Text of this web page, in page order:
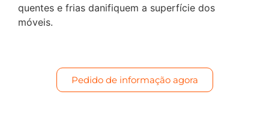
quentes e frias danifiquem a superfície dos
móveis.
Pedido de informação agora